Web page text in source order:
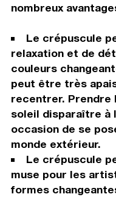
nombreux
Le crépuscule
relaxation et de
couleurs
peut être très
recentrer. Prendre
soleil disparaître à
occasion de se
monde extérieur.
Le crépuscule
muse pour les
formes